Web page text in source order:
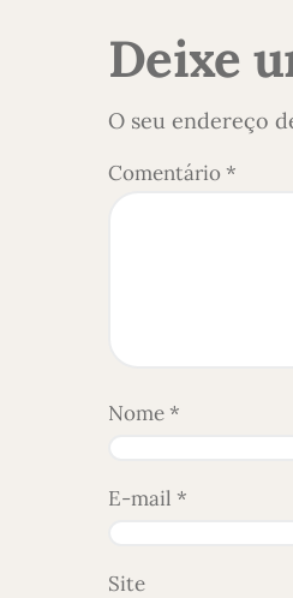
Deixe
O seu endereço
Comentário*
Nome*
E-mail *
Site